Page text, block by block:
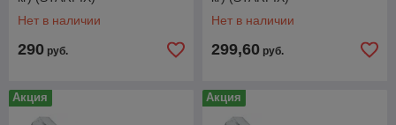
Нет в наличии
290 руб.
Нет в наличии
299,60 руб.
Акция Акция